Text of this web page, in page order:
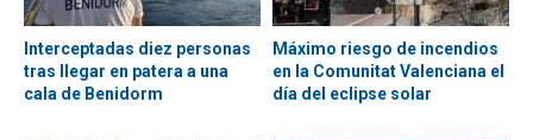
Interceptadas diez personas
tras llegar en patera a una
cala de Benidorm
Máximo riesgo de incendios
en la Comunitat Valenciana el
día del eclipse solar